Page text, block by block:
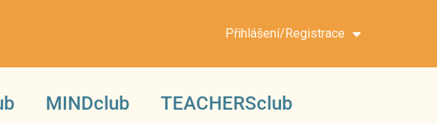
Přihlášení/Registrace
MINDclub TEACHERSclub